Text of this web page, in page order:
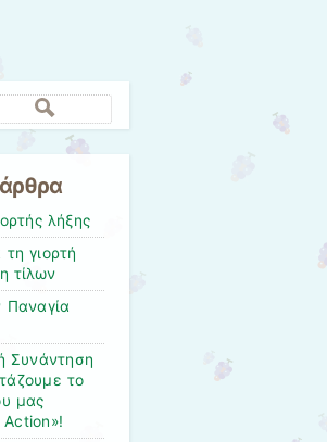
λήξης
γιορτή
τίλων
Παναγία
Συνάντηση
το
μας
Action»!